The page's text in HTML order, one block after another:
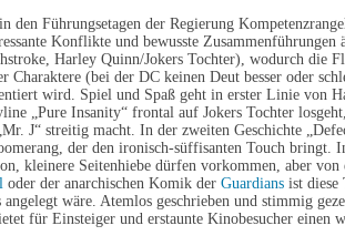
den Führungsetagen der Regierung
Konflikte und bewusste Zusammenführungen
Harley Quinn/Jokers Tochter), wodurch die
Charaktere (bei der DC keinen Deut besser oder
wird. Spiel und Spaß geht in erster Linie von
„Pure Insanity“ frontal auf Jokers Tochter
J“ streitig macht. In der zweiten Geschichte
der den ironisch-süffisanten Touch bringt.
kleinere Seitenhiebe dürfen vorkommen, aber von
oder der anarchischen Komik der Guardians ist diese
wäre. Atemlos geschrieben und stimmig
für Einsteiger und erstaunte Kinobesucher einen